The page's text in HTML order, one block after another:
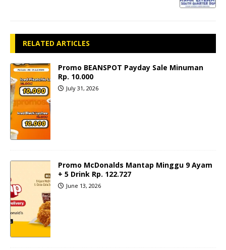
RELATED ARTICLES
Promo BEANSPOT Payday Sale Minuman
Rp. 10.000
July 31, 2026
Promo McDonalds Mantap Minggu 9 Ayam
+ 5 Drink Rp. 122.727
June 13, 2026